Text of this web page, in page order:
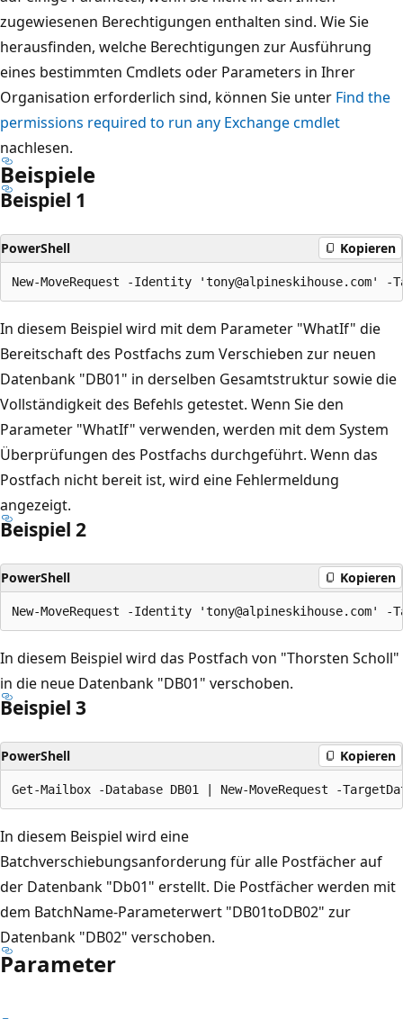
zugewiesenen Berechtigungen enthalten sind. Wie Sie
herausfinden, welche Berechtigungen zur Ausführung
eines bestimmten Cmdlets oder Parameters in Ihrer
Organisation erforderlich sind, können Sie unter Find the
permissions required to run any Exchange cmdlet
nachlesen.
Beispiele
Beispiel 1
PowerShell Kopieren
In diesem Beispiel wird mit dem Parameter "WhatIf" die
Bereitschaft des Postfachs zum Verschieben zur neuen
Datenbank "DB01" in derselben Gesamtstruktur sowie die
Vollständigkeit des Befehls getestet. Wenn Sie den
Parameter "WhatIf" verwenden, werden mit dem System
Überprüfungen des Postfachs durchgeführt. Wenn das
Postfach nicht bereit ist, wird eine Fehlermeldung
angezeigt.
Beispiel 2
PowerShell Kopieren
In diesem Beispiel wird das Postfach von "Thorsten Scholl"
in die neue Datenbank "DB01" verschoben.
Beispiel 3
PowerShell Kopieren
In diesem Beispiel wird eine
Batchverschiebungsanforderung für alle Postfächer auf
der Datenbank "Db01" erstellt. Die Postfächer werden mit
dem BatchName-Parameterwert "DB01toDB02" zur
Datenbank "DB02" verschoben.
Parameter